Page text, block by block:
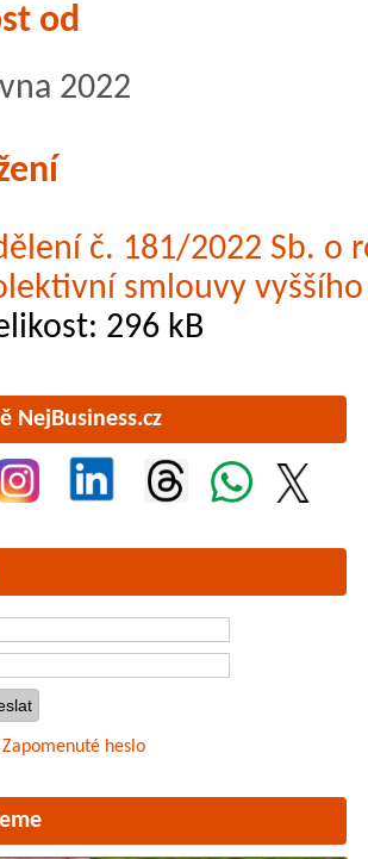
od
2022
č. 181/2022 Sb. o
smlouvy
296 kB
NejBusiness.cz
Zapomenuté heslo